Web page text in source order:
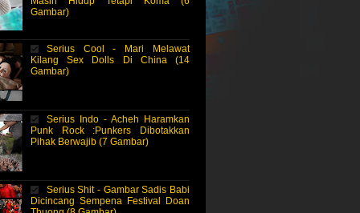
Gambar)
Serius Cool - Mari Melawat
Kilang Sex Dolls Di China (14
Gambar)
Serius Indo - Acheh Haramkan
Punk Rock :Punkers Dibotakkan
Pihak Berwajib (7 Gambar)
Serius Shit - Gambar Sadis Babi
Dicincang Sempena Festival Doan